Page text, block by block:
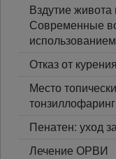
Вздутие живота
Современные
Отказ от курения
Место
Пенатен: уход
Лечение ОРВИ